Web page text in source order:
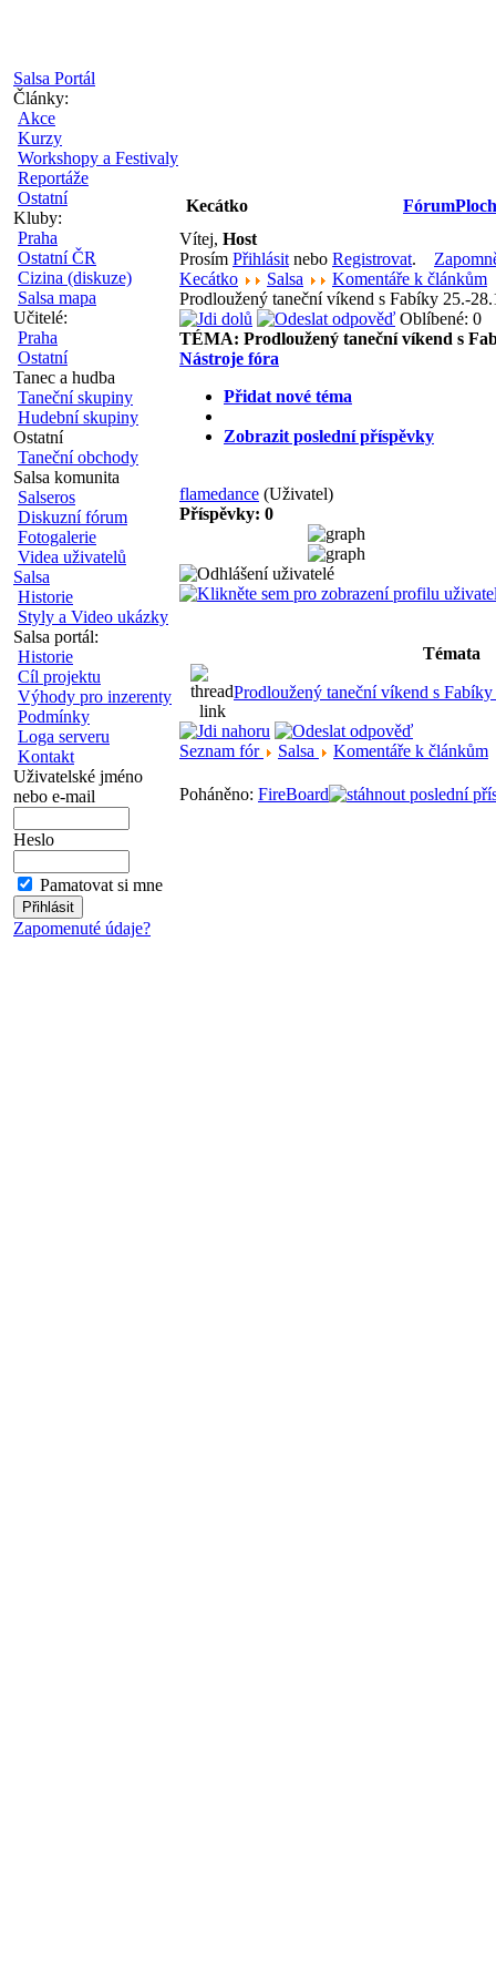
Salsa Portál
Články:
Akce
Kurzy
Workshopy a Festivaly
Reportáže
Ostatní
Kluby:
Praha
Ostatní ČR
Cizina (diskuze)
Salsa mapa
Učitelé:
Praha
Ostatní
Tanec a hudba
Taneční skupiny
Hudební skupiny
Ostatní
Taneční obchody
Salsa komunita
Salseros
Diskuzní fórum
Fotogalerie
Videa uživatelů
Salsa
Historie
Styly a Video ukázky
Salsa portál:
Historie
Cíl projektu
Výhody pro inzerenty
Podmínky
Loga serveru
Kontakt
Uživatelské jméno
nebo e-mail
Heslo
Pamatovat si mne
Zapomenuté údaje?
Kecátko Fórum
Vítej, Host
Prosím Přihlásit nebo Registrovat.
Kecátko
Salsa
Komentáře k článkům
Prodloužený taneční víkend s Fabíky 25.-
Oblíbené: 0
TÉMA: Prodloužený taneční víkend s
Nástroje fóra
Přidat nové téma
Zobrazit poslední příspěvky
flamedance (Uživatel)
Příspěvky: 0
Témata
Prodloužený taneční víkend s
Seznam fór Salsa Komentáře k článkům
Poháněno: FireBoard